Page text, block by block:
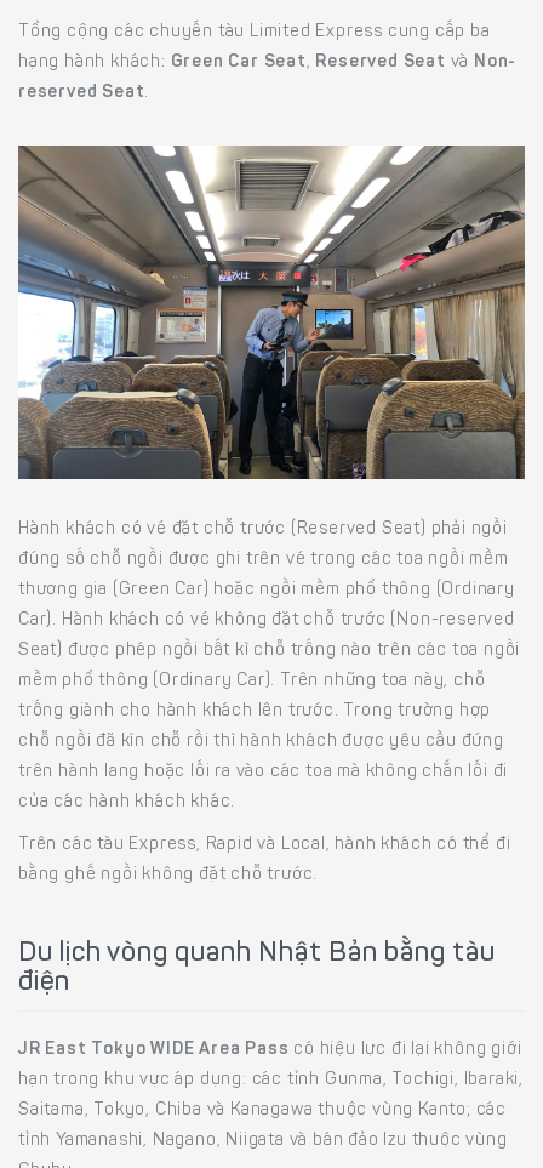
Tổng cộng các chuyến tàu Limited Express cung cấp ba
hạng hành khách: Green Car Seat, Reserved Seat và Non-
reserved Seat.
Hành khách có vé đặt chỗ trước (Reserved Seat) phải ngồi
đúng số chỗ ngồi được ghi trên vé trong các toa ngồi mềm
thương gia (Green Car) hoặc ngồi mềm phổ thông (Ordinary
Car). Hành khách có vé không đặt chỗ trước (Non-reserved
Seat) được phép ngồi bất kì chỗ trống nào trên các toa ngồi
mềm phổ thông (Ordinary Car). Trên những toa này, chỗ
trống giành cho hành khách lên trước. Trong trường hợp
chỗ ngồi đã kín chỗ rồi thì hành khách được yêu cầu đứng
trên hành lang hoặc lối ra vào các toa mà không chắn lối đi
của các hành khách khác.
Trên các tàu Express, Rapid và Local, hành khách có thể đi
bằng ghế ngồi không đặt chỗ trước.
Du lịch vòng quanh Nhật Bản bằng tàu
điện
JR East Tokyo WIDE Area Pass có hiệu lực đi lại không giới
hạn trong khu vực áp dụng: các tỉnh Gunma, Tochigi, Ibaraki,
Saitama, Tokyo, Chiba và Kanagawa thuộc vùng Kanto; các
tỉnh Yamanashi, Nagano, Niigata và bán đảo Izu thuộc vùng